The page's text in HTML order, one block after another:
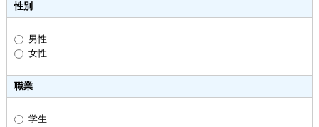
性別
男性
女性
職業
学生